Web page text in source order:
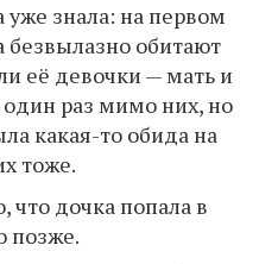
знала: на первом
безвылазно обитают
её девочки — мать и
раз мимо них, но
какая-то обида на
тоже.
что дочка попала в
позже.